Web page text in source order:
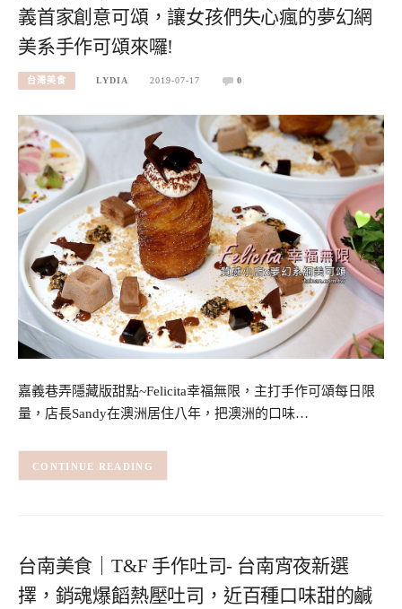
義首家創意可頌，讓女孩們失心瘋的夢幻網
美系手作可頌來囉!
台灣美食 LYDIA 2019-07-17 0
嘉義巷弄隱藏版甜點~Felicita幸福無限，主打手作可頌每日限
量，店長Sandy在澳洲居住八年，把澳洲的口味…
CONTINUE READING
台南美食｜T&F 手作吐司- 台南宵夜新選
擇，銷魂爆饀熱壓吐司，近百種口味甜的鹹